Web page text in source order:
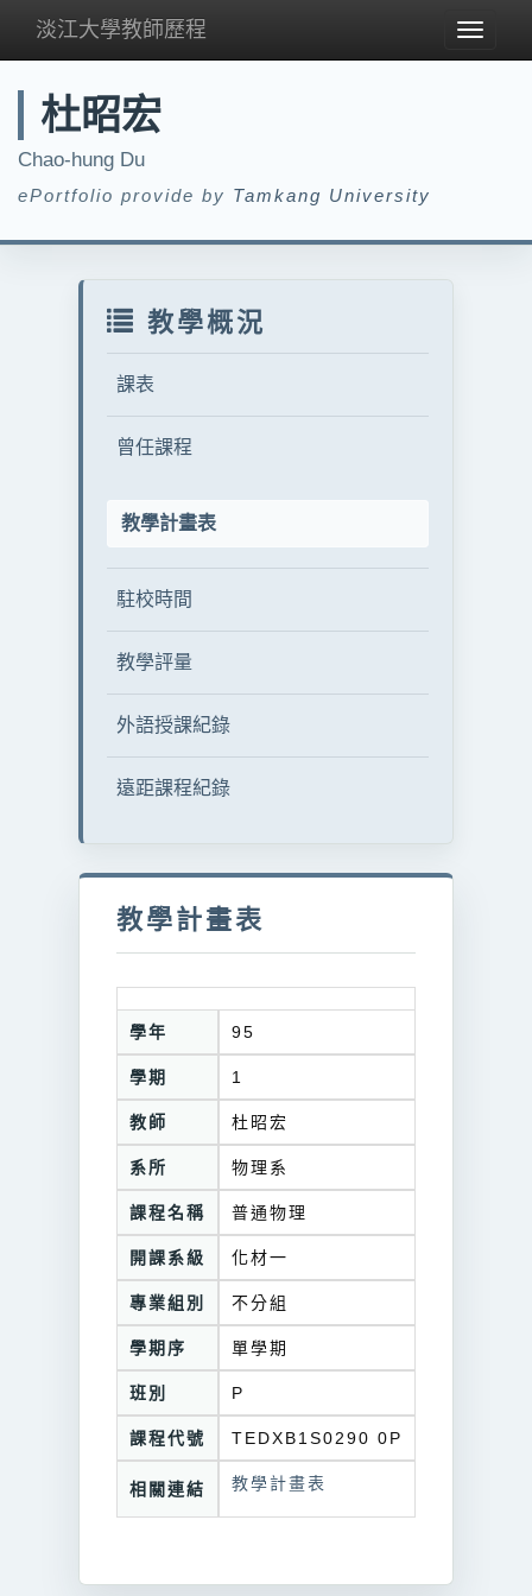
Toggle
淡江大學教師歷程
杜昭宏
Chao-hung Du
ePortfolio provide by Tamkang University
教學概況
課表
曾任課程
教學計畫表
駐校時間
教學評量
外語授課紀錄
遠距課程紀錄
教學計畫表
學年 95
學期 1
教師 杜昭宏
系所 物理系
課程名稱 普通物理
開課系級 化材一
專業組別 不分組
學期序 單學期
班別 P
課程代號 TEDXB1S0290 0P
相關連結 教學計畫表